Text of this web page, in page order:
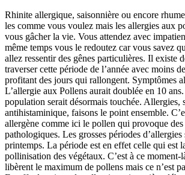
Rhinite allergique, saisonnière ou encore
les comme vous voulez mais les allergies aux
vous gâcher la vie. Vous attendez avec
même temps vous le redoutez car vous savez
allez ressentir des gênes particulières. Il existe
traverser cette période de l’année avec moins
profitant des jours qui rallongent. Symptômes
L’allergie aux Pollens aurait doublée en 10
population serait désormais touchée. Allergies,
antihistaminique, faisons le point ensemble.
allergène comme ici le pollen qui provoque des
pathologiques. Les grosses périodes
printemps. La période est en effet celle qui est
pollinisation des végétaux. C’est à ce moment-
libèrent le maximum de pollens mais ce n’est